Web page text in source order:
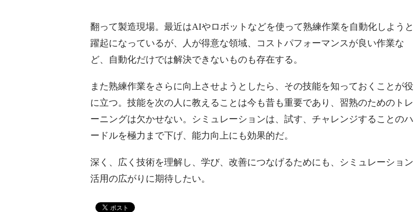
翻って製造現場。最近はAIやロボットなどを使って熟練作業を自動化しようと
躍起になっているが、人が得意な領域、コストパフォーマンスが良い作業な
ど、自動化だけでは解決できないものも存在する。
また熟練作業をさらに向上させようとしたら、その技能を知っておくことが役
に立つ。技能を次の人に教えることは今も昔も重要であり、習熟のためのトレ
ーニングは欠かせない。シミュレーションは、試す、チャレンジすることのハ
ードルを極力まで下げ、能力向上にも効果的だ。
深く、広く技術を理解し、学び、改善につなげるためにも、シミュレーション
活用の広がりに期待したい。